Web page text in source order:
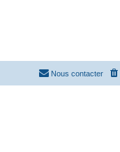
Nous contacter